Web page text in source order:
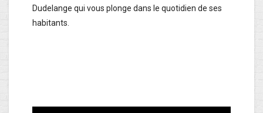
Dudelange qui vous plonge dans le quotidien de ses
habitants.